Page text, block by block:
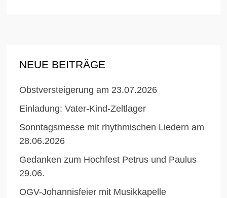
NEUE BEITRÄGE
Obstversteigerung am 23.07.2026
Einladung: Vater-Kind-Zeltlager
Sonntagsmesse mit rhythmischen Liedern am
28.06.2026
Gedanken zum Hochfest Petrus und Paulus
29.06.
OGV-Johannisfeier mit Musikkapelle